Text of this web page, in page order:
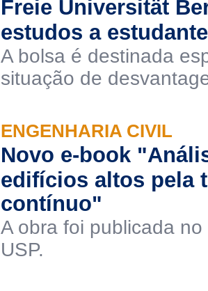
Freie Universität
estudos a
A bolsa é destinada
situação de
ENGENHARIA CIVIL
Novo e-book
edifícios altos pela
contínuo"
A obra foi publicada
USP.